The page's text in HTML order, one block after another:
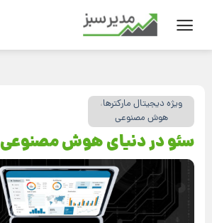
ویژه دیجیتال مارکترها،
هوش مصنوعی
سئو در دنیای هوش مصنوعی